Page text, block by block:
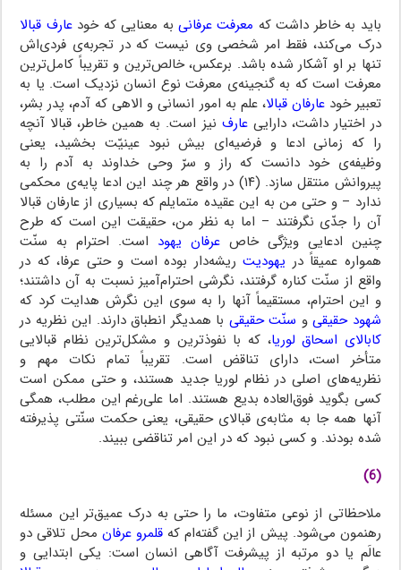
باید به خاطر داشت که معرفت عرفانیبه معنایی که خودعارف قبالا
درک می‌کند، فقط امر شخصی وی نیست که در تجربه‌ی فردی‌اش
تنها بر او آشکار شده باشد. برعکس، خالص‌ترین و تقریباً کامل‌ترین
معرفت است که به گنجینه‌ی معرفت نوع انسان نزدیک است. یا به
تعبیر خودعارفان قبالا، علم به امور انسانی و الاهی که آدم، پدر بشر،
در اختیار داشت، داراییعارف نیز است. به همین خاطر، قبالا آنچه
را که زمانی ادعا و فرضیه‌ای بیش نبود عینیّت بخشید، یعنی
وظیفه‌ی خود دانست که راز و سرّ وحی خداوند به آدم را به
پیروانش منتقل سازد. (۱۴) در واقع هر چند این ادعا پایه‌ی محکمی
ندارد – و حتی من به این عقیده متمایلم که بسیاری از عارفان قبالا
آن را جدّی نگرفتند – اما به نظر من، حقیقت این است که طرح
چنین ادعایی ویژگی خاص عرفان یهود است. احترام به سنّت
همواره عمیقاً در یهودیتریشه‌دار بوده است و حتی عرفا، که در
واقع از سنّت کناره گرفتند، نگرشی احترام‌آمیز نسبت به آن داشتند؛
و این احترام، مستقیماً آنها را به سوی این نگرش هدایت کرد که
شهود حقیقیو سنّت حقیقی با همدیگر انطباق دارند. این نظریه در
کابالای اسحاق لوریا، که با نفوذترین و مشکل‌ترین نظام قبالایی
متأخر است، دارای تناقض است. تقریباً تمام نکات مهم و
نظریه‌های اصلی در نظام لوریا جدید هستند، و حتی ممکن است
کسی بگوید فوق‌العاده بدیع هستند. اما علی‌رغم این مطلب، همگی
آنها همه جا به مثابه‌ی قبالای حقیقی، یعنی حکمت سنّتی پذیرفته
شده بودند. و کسی نبود که در این امر تناقضی ببیند.
(6)
ملاحظاتی از نوعی متفاوت، ما را حتی به درک عمیق‌تر این مسئله
رهنمون می‌شود. پیش از این گفته‌ام کهقلمرو عرفان محل تلاقی دو
عالَم یا دو مرتبه از پیشرفت آگاهی انسان است: یکی ابتدایی و